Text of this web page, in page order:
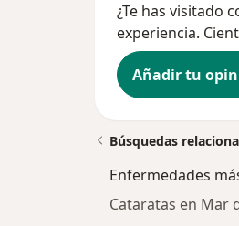
¿Te has visitado
experiencia.
Añadir tu
Búsquedas
Enfermedades
Cataratas en Mar